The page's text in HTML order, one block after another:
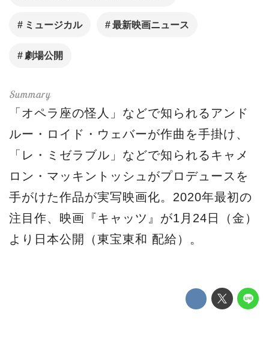
ミュージカル 最新映画ニュース
劇場公開
「オペラ座の怪人」などで知られるアンド
ルー・ロイド・ウェバーが作曲を手掛け、
「レ・ミゼラブル」などで知られるキャメ
ロン・マッキントッシュがプロデュースを
手がけた作品が実写映画化。2020年最初の
注目作、映画『キャッツ』が1月24日（金）
より日本公開（東宝東和 配給）。